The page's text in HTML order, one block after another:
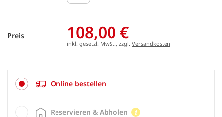
Preis 108,00 €
inkl. gesetzl. MwSt., zzgl. Versandkosten
Online bestellen
Reservieren & Abholen